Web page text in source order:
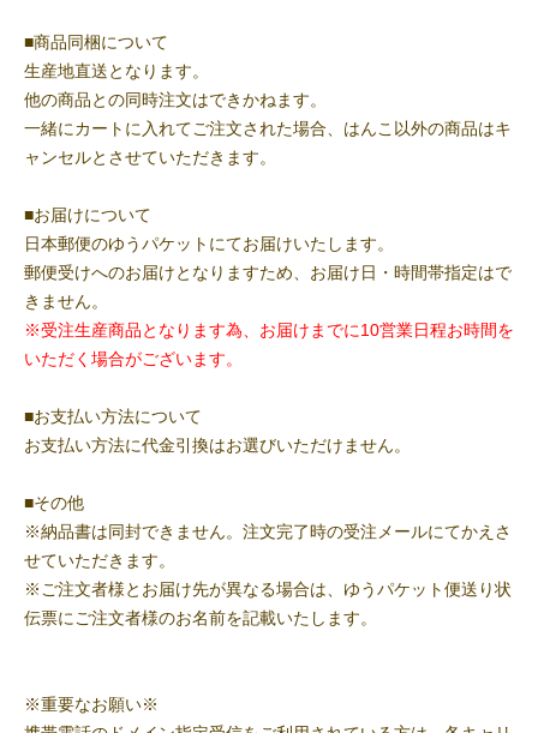
■商品同梱について
生産地直送となります。
他の商品との同時注文はできかねます。
一緒にカートに入れてご注文された場合、はんこ以外の商品はキ
ャンセルとさせていただきます。
■お届けについて
日本郵便のゆうパケットにてお届けいたします。
郵便受けへのお届けとなりますため、お届け日・時間帯指定はで
きません。
※受注生産商品となります為、お届けまでに10営業日程お時間を
いただく場合がございます。
■お支払い方法について
お支払い方法に代金引換はお選びいただけません。
■その他
※納品書は同封できません。注文完了時の受注メールにてかえさ
せていただきます。
※ご注文者様とお届け先が異なる場合は、ゆうパケット便送り状
伝票にご注文者様のお名前を記載いたします。
※重要なお願い※